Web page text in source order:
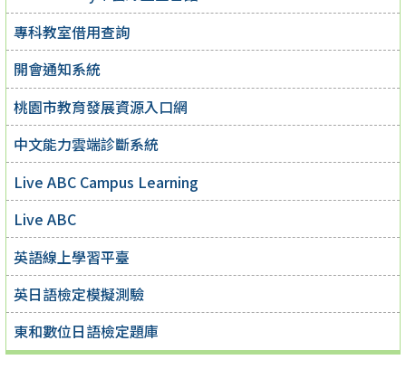
專科教室借用查詢
開會通知系統
桃園市教育發展資源入口網
中文能力雲端診斷系統
Live ABC Campus Learning
Live ABC
英語線上學習平臺
英日語檢定模擬測驗
東和數位日語檢定題庫